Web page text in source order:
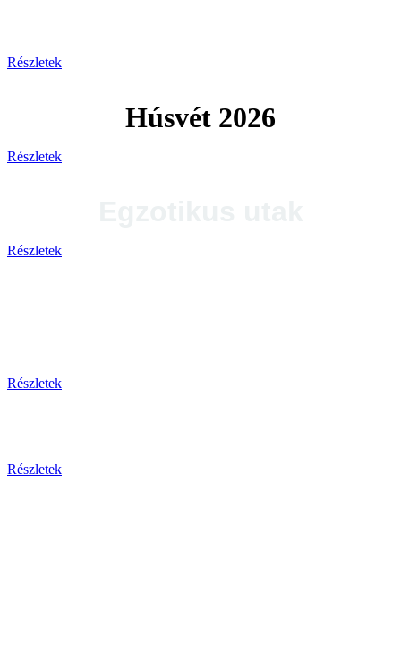
Részletek
Húsvét 2026
Részletek
Részletek
Részletek
Részletek